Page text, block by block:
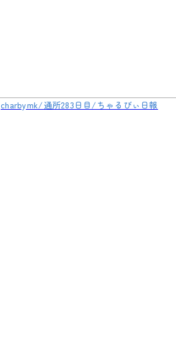
charbymk/通所283日目/ちゃるびぃ日報